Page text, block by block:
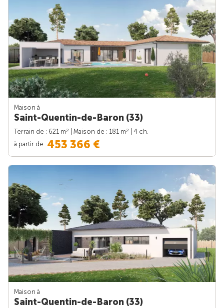
Maison à
Saint-Quentin-de-Baron (33)
Terrain de : 621 m2 | Maison de : 181 m2
| 4 ch.
à partir de 453 366 €
Maison à
Saint-Quentin-de-Baron (33)